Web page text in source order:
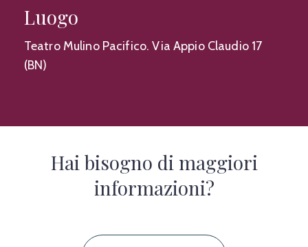
Luogo
Teatro Mulino Pacifico. Via Appio Claudio 17
(BN)
Hai bisogno di maggiori
informazioni?